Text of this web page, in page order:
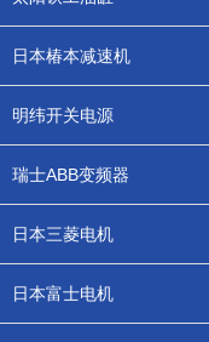
日本椿本减速机
明纬开关电源
瑞士ABB变频器
日本三菱电机
日本富士电机